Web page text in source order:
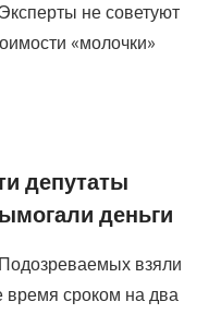
не советуют
«молочки»
депутаты
деньги
взяли
сроком на два